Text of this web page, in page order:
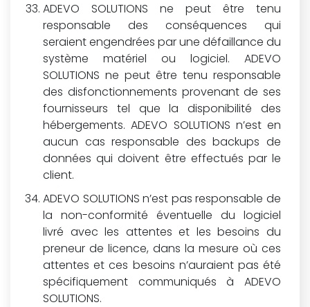
ADEVO SOLUTIONS ne peut être tenu
responsable des conséquences qui
seraient engendrées par une défaillance du
système matériel ou logiciel. ADEVO
SOLUTIONS ne peut être tenu responsable
des disfonctionnements provenant de ses
fournisseurs tel que la disponibilité des
hébergements. ADEVO SOLUTIONS n’est en
aucun cas responsable des backups de
données qui doivent être effectués par le
client.
ADEVO SOLUTIONS n’est pas responsable de
la non-conformité éventuelle du logiciel
livré avec les attentes et les besoins du
preneur de licence, dans la mesure où ces
attentes et ces besoins n’auraient pas été
spécifiquement communiqués à ADEVO
SOLUTIONS.